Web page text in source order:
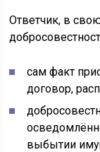
Ответчик, в
сам факт
договор,
выбытии